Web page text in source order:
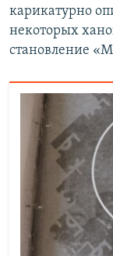
карикатурно
некоторых
становление